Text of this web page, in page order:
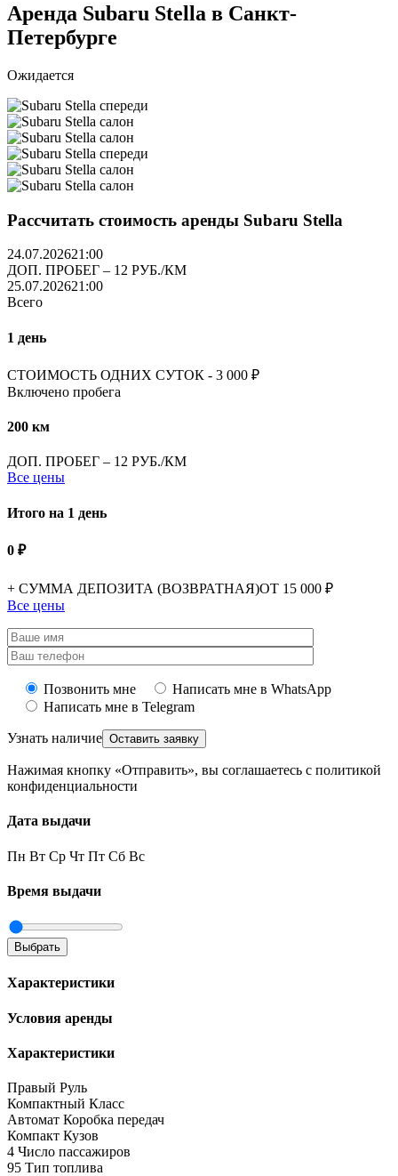
Аренда Subaru Stella в Санкт-
Петербурге
Ожидается
Рассчитать стоимость аренды Subaru Stella
24.07.202621:00
ДОП. ПРОБЕГ – 12 РУБ./КМ
25.07.202621:00
Всего
1 день
СТОИМОСТЬ ОДНИХ СУТОК - 3 000 ₽
Включено пробега
200 км
ДОП. ПРОБЕГ – 12 РУБ./КМ
Все цены
Итого на 1 день
0 ₽
+ СУММА ДЕПОЗИТА (ВОЗВРАТНАЯ)ОТ 15 000 ₽
Все цены
Позвонить мне
Написать мне в WhatsApp
Написать мне в Telegram
Узнать наличие
Нажимая кнопку «Отправить», вы соглашаетесь с политикой
конфиденциальности
Дата выдачи
Пн Вт Ср Чт Пт Сб Вс
Время выдачи
Выбрать
Характеристики
Условия аренды
Характеристики
Правый Руль
Компактный Класс
Автомат Коробка передач
Компакт Кузов
4 Число пассажиров
95 Тип топлива